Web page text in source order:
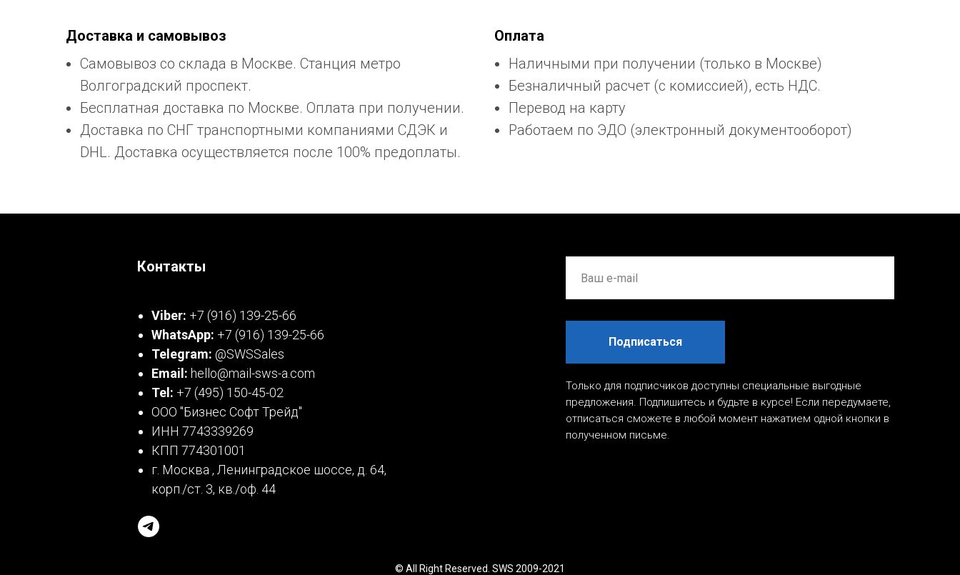
Доставка и самовывоз
Самовывоз со склада в Москве. Станция метро
Волгоградский проспект.
Бесплатная доставка по Москве. Оплата при получении.
Доставка по СНГ транспортными компаниями СДЭК и
DHL. Доставка осуществляется после 100% предоплаты.
Оплата
Наличными при получении (только в Москве)
Безналичный расчет (с комиссией), есть НДС.
Перевод на карту
Работаем по ЭДО (электронный документооборот)
Контакты
Viber: +7 (916) 139-25-66
WhatsApp: +7 (916) 139-25-66
Telegram: @SWSSales
Email: hello@mail-sws-a.com
Tel: +7 (495) 150-45-02
ООО "Бизнес Софт Трейд"
ИНН 7743339269
КПП 774301001
г. Москва , Ленинградское шоссе, д. 64,
корп./ст. 3, кв./оф. 44
Подписаться
Только для подписчиков доступны специальные выгодные
предложения. Подпишитесь и будьте в курсе! Если передумаете,
отписаться сможете в любой момент нажатием одной кнопки в
полученном письме.
© All Right Reserved. SWS 2009-2021